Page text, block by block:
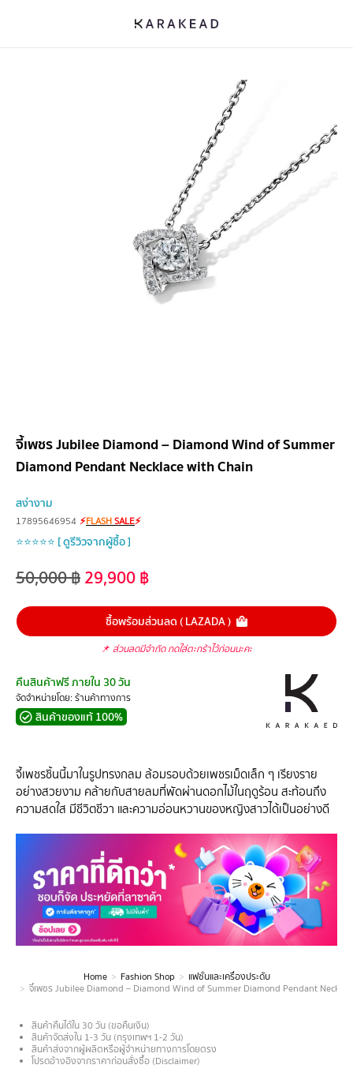
จี้เพชร Jubilee Diamond – Diamond Wind of Summer
Diamond Pendant Necklace with Chain
สง่างาม
17895646954 ⚡FLASHSALE⚡
⭐⭐⭐⭐⭐ [ ดูรีวิวจากผู้ซื้อ ]
50,000฿29,900฿
ซื้อพร้อมส่วนลด ( LAZADA )
📌 ส่วนลดมีจำกัด กดใส่ตะกร้าไว้ก่อนนะคะ
คืนสินค้าฟรี ภายใน 30 วัน
จัดจำหน่ายโดย: ร้านค้าทางการ
สินค้าของแท้ 100%
จี้เพชรชิ้นนี้มาในรูปทรงกลม ล้อมรอบด้วยเพชรเม็ดเล็ก ๆ เรียงราย
อย่างสวยงาม คล้ายกับสายลมที่พัดผ่านดอกไม้ในฤดูร้อน สะท้อนถึง
ความสดใส มีชีวิตชีวา และความอ่อนหวานของหญิงสาวได้เป็นอย่างดี
You are here: Home Fashion Shop
แฟชั่นและเครื่องประดับ
จี้เพชร Jubilee Diamond – Diamond Wind of Summer Diamond Pendant
สินค้าคืนได้ใน 30 วัน (ขอคืนเงิน)
สินค้าจัดส่งใน 1-3 วัน (กรุงเทพฯ 1-2 วัน)
สินค้าส่งจากผู้ผลิตหรือผู้จำหน่ายทางการโดยตรง
โปรดอ้างอิงจากราคาก่อนสั่งซื้อ (Disclaimer)